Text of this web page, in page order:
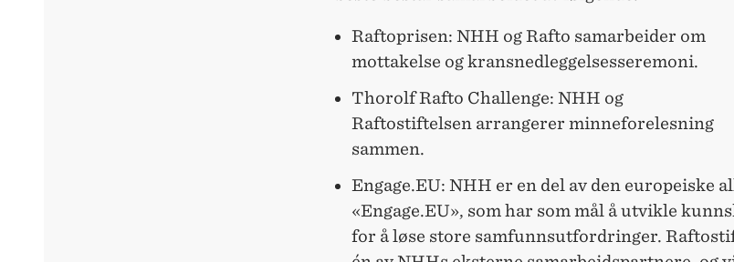
Raftoprisen: NHH og Rafto samarbeider om
mottakelse og kransnedleggelsesseremoni.
Thorolf Rafto Challenge: NHH og
Raftostiftelsen arrangerer minneforelesning
sammen.
Engage.EU: NHH er en del av den europeiske
«Engage.EU», som har som mål å utvikle
for å løse store samfunnsutfordringer.